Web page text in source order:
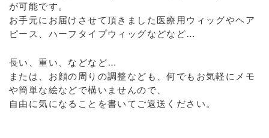
が可能です。
お手元にお届けさせて頂きました医療用ウィッグやヘア
ピース、ハーフタイプウィッグなどなど…
長い、重い、などなど…
または、お顔の周りの調整なども、何でもお気軽にメモ
や簡単な絵などで構いませんので、
自由に気になることを書いてご返送ください。